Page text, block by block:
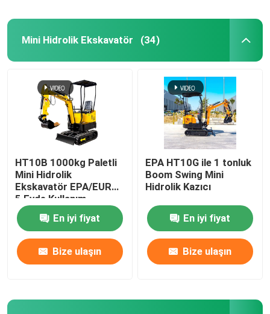
Mini Hidrolik Ekskavatör (34)
HT10B 1000kg Paletli
Mini Hidrolik
Ekskavatör EPA/EURO
5 Evde Kullanım
En iyi fiyat
Bize ulaşın
EPA HT10G ile 1 tonluk
Boom Swing Mini
Hidrolik Kazıcı
En iyi fiyat
Bize ulaşın